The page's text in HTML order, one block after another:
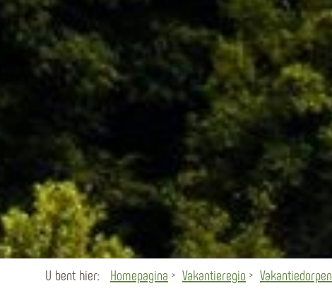
U bent hier: Homepagina Vakantieregio Vakantiedorpen